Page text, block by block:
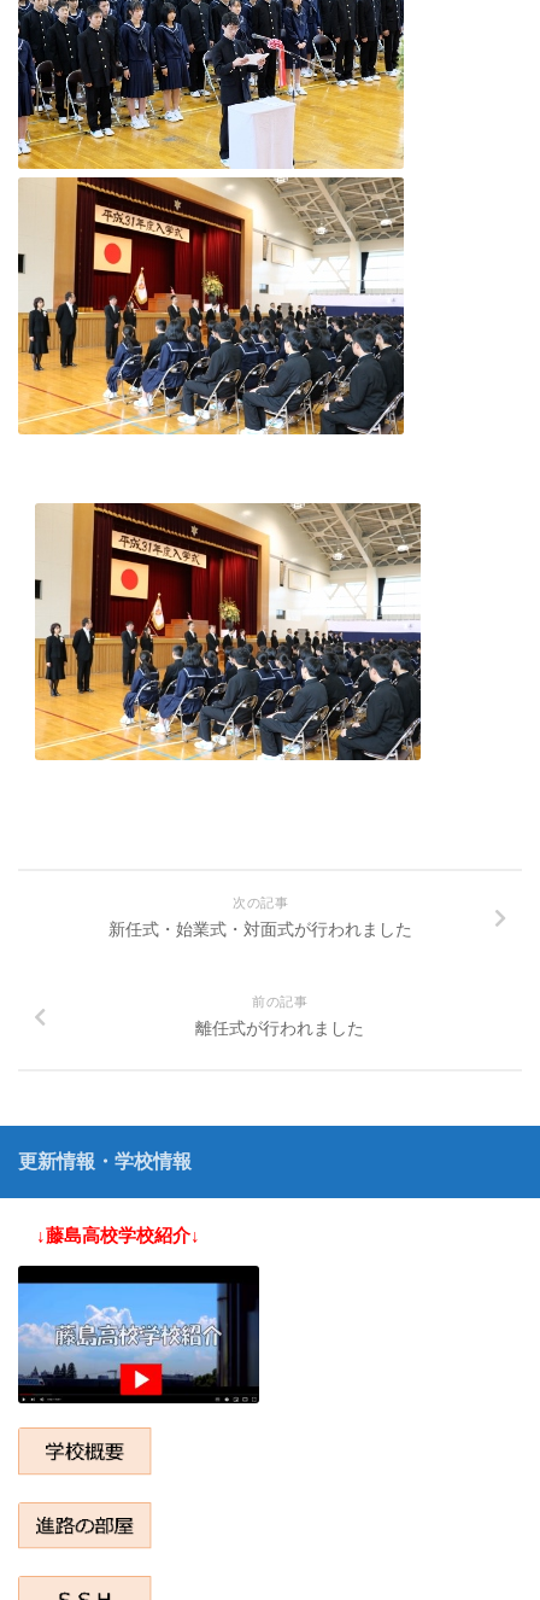
次の記事
新任式・始業式・対面式が行われました
前の記事
離任式が行われました
更新情報・学校情報
↓藤島高校学校紹介↓